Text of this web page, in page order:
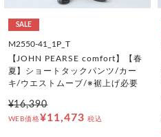
SALE
M2550-41_1P_T
【JOHN PEARSE comfort】【春
夏】ショートタックパンツ/カー
キ/ウエストムーブ/※裾上げ必要
¥16,390
WEB価格¥11,473 税込